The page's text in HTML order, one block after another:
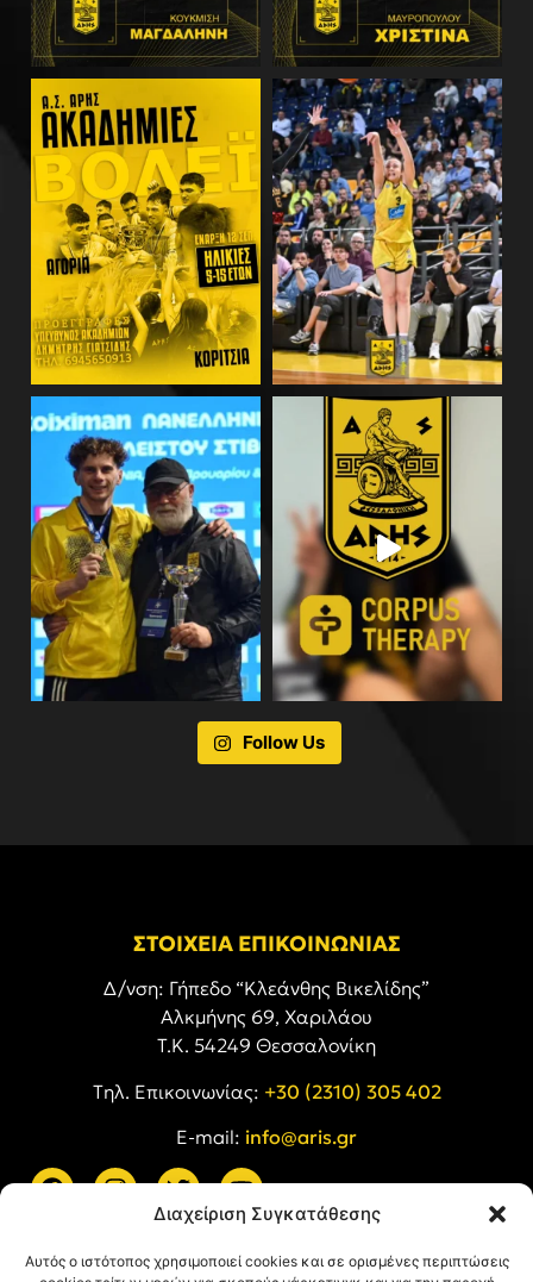
Διαχείριση Συγκατάθεσης
Αυτός ο ιστότοπος χρησιμοποιεί cookies και σε ορισμένες περιπτώσεις
Follow Us
ΣΤΟΙΧΕΙΑ ΕΠΙΚΟΙΝΩΝΙΑΣ
Δ/νση: Γήπεδο “Κλεάνθης Βικελίδης”
Αλκμήνης 69, Χαριλάου
Τ.Κ. 54249 Θεσσαλονίκη
Tηλ. Επικοινωνίας: +30 (2310) 305 402
E-mail: info@aris.gr